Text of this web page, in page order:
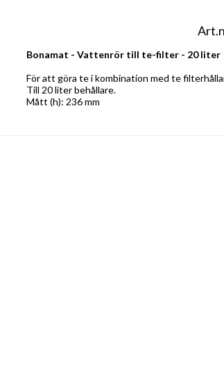
Bonamat - Vattenrör till te-filter - 20 liter
För att göra te i kombination med te
Till 20 liter behållare.
Mått (h): 236 mm